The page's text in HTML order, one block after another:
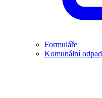
Formuláře
Komunální odpad